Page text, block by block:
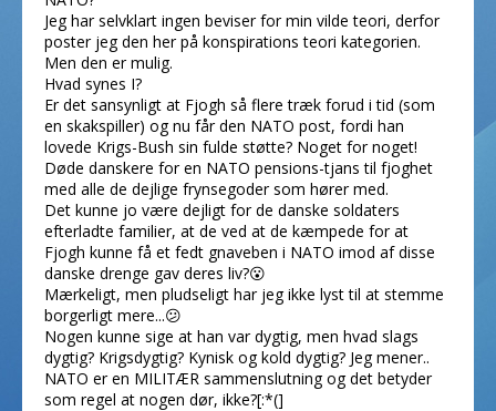
Jeg har selvklart ingen beviser for min vilde teori, derfor
poster jeg den her på konspirations teori kategorien.
Men den er mulig.
Hvad synes I?
Er det sansynligt at Fjogh så flere træk forud i tid (som
en skakspiller) og nu får den NATO post, fordi han
lovede Krigs-Bush sin fulde støtte? Noget for noget!
Døde danskere for en NATO pensions-tjans til fjoghet
med alle de dejlige frynsegoder som hører med.
Det kunne jo være dejligt for de danske soldaters
efterladte familier, at de ved at de kæmpede for at
Fjogh kunne få et fedt gnaveben i NATO imod af disse
danske drenge gav deres liv?😮
Mærkeligt, men pludseligt har jeg ikke lyst til at stemme
borgerligt mere...😕
Nogen kunne sige at han var dygtig, men hvad slags
dygtig? Krigsdygtig? Kynisk og kold dygtig? Jeg mener..
NATO er en MILITÆR sammenslutning og det betyder
som regel at nogen dør, ikke?[:*(]